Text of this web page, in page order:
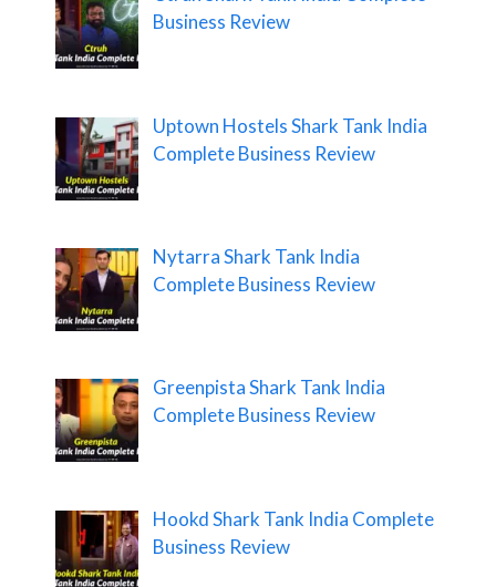
Business Review
Uptown Hostels Shark Tank India
Complete Business Review
Nytarra Shark Tank India
Complete Business Review
Greenpista Shark Tank India
Complete Business Review
Hookd Shark Tank India Complete
Business Review